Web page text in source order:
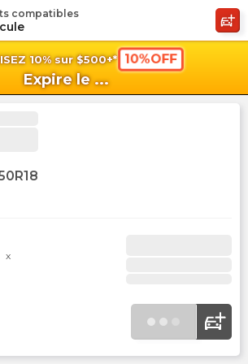
10% sur $500+* 10%OFF
Expire le ...
compatibles
x
shopping_cart